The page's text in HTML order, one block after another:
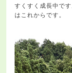
すくすく成長中で
はこれからです。